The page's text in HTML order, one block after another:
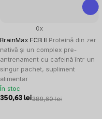
BrainMax FCB II Proteină din zer
nativă și un complex pre-
antrenament cu cafeină într-un
singur pachet, supliment
alimentar
0x
În stoc
350,63 lei389,60 lei